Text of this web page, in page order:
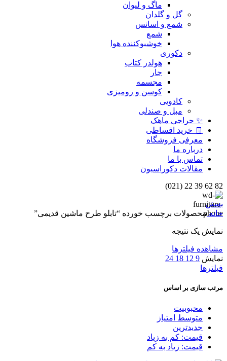
ماگ و لیوان
گل و گلدان
شمع و اسانس
شمع
خوشبوکننده هوا
دکوری
هولدر کتاب
جار
مجسمه
کوسن و رومیزی
کادویی
مبل و صندلی
✨ حراجی ماهک
🧾 خرید اقساطی
معرفی فروشگاه
درباره ما
تماس با ما
مقالات دکوراسیون
82 62 39 22 (021)
بستن
خانهمحصولات برچسب خورده “تابلو طرح ماشین قدیمی”
نمایش یک نتیجه
مشاهده فیلترها
نمایش 9
12
18
24
فیلترها
مرتب سازی بر اساس
محبوبیت
متوسط امتیاز
جدیدترین
قیمت: کم به زیاد
قیمت: زیاد به کم